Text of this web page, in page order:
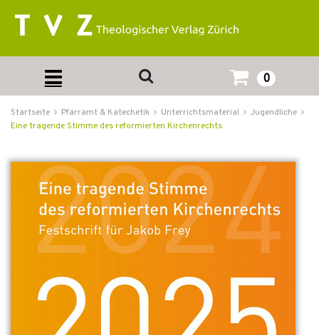
0
Startseite Pfarramt & Katechetik Unterrichtsmaterial
Jugendliche
Eine tragende Stimme des reformierten Kirchenrechts